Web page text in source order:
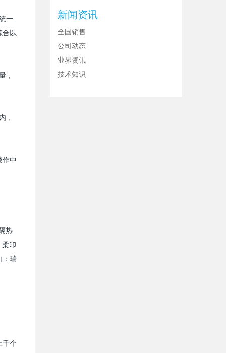
一
合以
，
，
作中
热
柔印
：瑞
千个
新闻资讯
全国销售
公司动态
业界资讯
技术知识